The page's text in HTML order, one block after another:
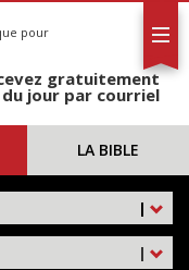
pour
gratuitement
jour par courriel
LA BIBLE
|
|